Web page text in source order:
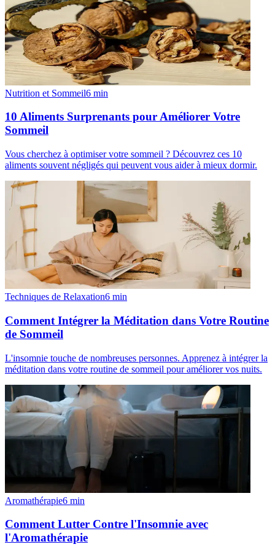
Nutrition et Sommeil6 min
10 Aliments Surprenants pour Améliorer Votre
Sommeil
Vous cherchez à optimiser votre sommeil ? Découvrez ces 10
aliments souvent négligés qui peuvent vous aider à mieux dormir.
Techniques de Relaxation6 min
Comment Intégrer la Méditation dans Votre Routine
de Sommeil
L'insomnie touche de nombreuses personnes. Apprenez à intégrer la
méditation dans votre routine de sommeil pour améliorer vos nuits.
Aromathérapie6 min
Comment Lutter Contre l'Insomnie avec
l'Aromathérapie